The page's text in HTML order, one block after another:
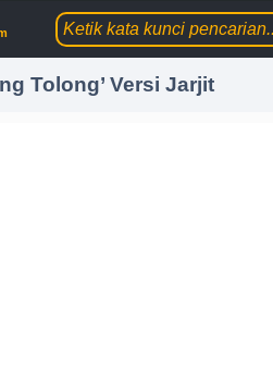
Tolong’ Versi Jarjit